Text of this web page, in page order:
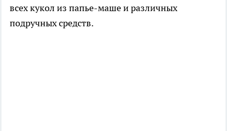
всех кукол из папье-маше и различных
подручных средств.